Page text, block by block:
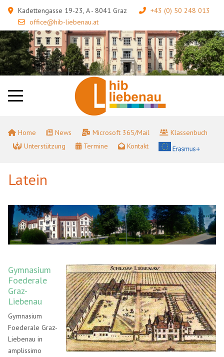
Kadettengasse 19-23, A - 8041 Graz
+43 (0) 50 248 013
office@hib-liebenau.at
Home News Microsoft 365/Mail
Klassenbuch
Unterstützung
Termine Kontakt
Latein
Gymnasium
Foederale
Graz-
Liebenau
Gymnasium
Foederale Graz-
Liebenau in
amplissimo